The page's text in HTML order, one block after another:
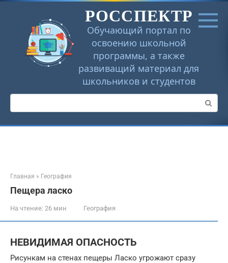
Перейти
РОССПЕКТР
Обучающий портал по
освоению школьной
программы, а также
развиващий материал для
школьников и студентов
Поиск:
Главная » География
Пещера ласко
На чтение: 26 мин География
НЕВИДИМАЯ ОПАСНОСТЬ
Рисункам на стенах пещеры Ласко угрожают сразу